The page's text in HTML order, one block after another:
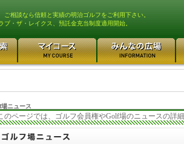
ご相談なら信頼と実績の明治ゴルフをご利用下さい。
ブ・ザ・レイクス、預託金充当制度適用開始。
平塚富士見カントリークラ... 700万円
さいた
ニュース
のページでは、ゴルフ会員権やGolf場のニュースの詳